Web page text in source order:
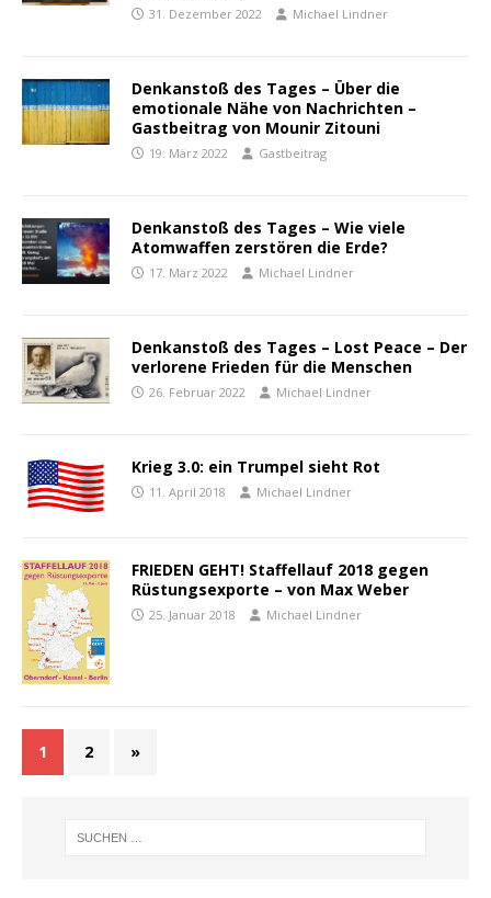
31. Dezember 2022 Michael Lindner
Denkanstoß des Tages – Über die
emotionale Nähe von Nachrichten –
Gastbeitrag von Mounir Zitouni
19. März 2022 Gastbeitrag
Denkanstoß des Tages – Wie viele
Atomwaffen zerstören die Erde?
17. März 2022 Michael Lindner
Denkanstoß des Tages – Lost Peace – Der
verlorene Frieden für die Menschen
26. Februar 2022 Michael Lindner
Krieg 3.0: ein Trumpel sieht Rot
11. April 2018 Michael Lindner
FRIEDEN GEHT! Staffellauf 2018 gegen
Rüstungsexporte – von Max Weber
25. Januar 2018 Michael Lindner
1 2 »